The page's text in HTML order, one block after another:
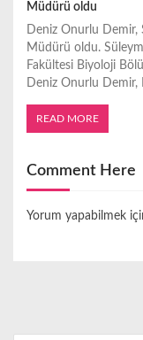
Müdürü oldu
Deniz Onurlu Demir,
Müdürü oldu.
Fakültesi Biyoloji
Deniz Onurlu Demir,
READ MORE
Comment Here
Yorum yapabilmek